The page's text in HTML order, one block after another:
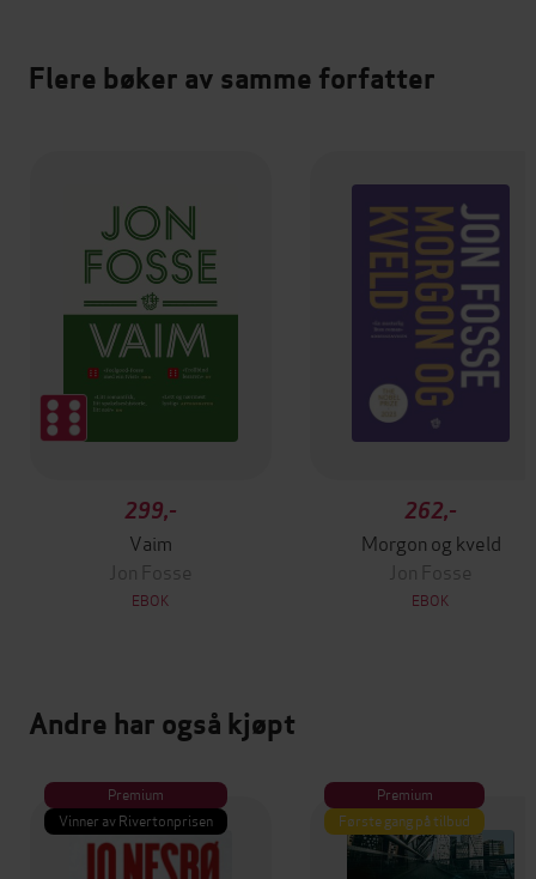
Flere bøker av samme forfatter
299,-
Vaim
Jon Fosse
EBOK
262,-
Morgon og kveld
Jon Fosse
EBOK
Andre har også kjøpt
Premium
Vinner av Rivertonprisen
Premium
Første gang på tilbud